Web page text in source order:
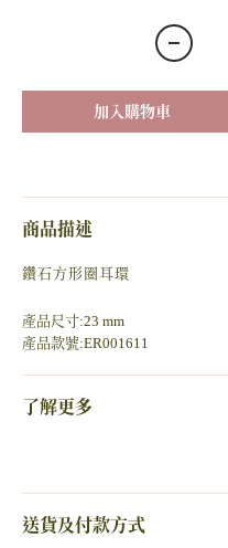
加入購物車
商品描述
鑽石方形圈耳環
產品尺寸:23 mm
產品款號:ER001611
了解更多
送貨及付款方式